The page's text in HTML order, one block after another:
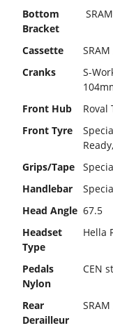
Bottom
Bracket
Cassette
Cranks
S-
Front Hub
Roval
Front Tyre
Grips/Tape
Handlebar
Head Angle 67.5
Headset
Type
Hella
Pedals
Nylon
CEN
Rear
Derailleur